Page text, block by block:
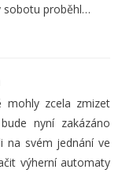
sobotu proběhl…
mohly zcela zmizet
nyní zakázáno
na svém jednání ve
výherní automaty